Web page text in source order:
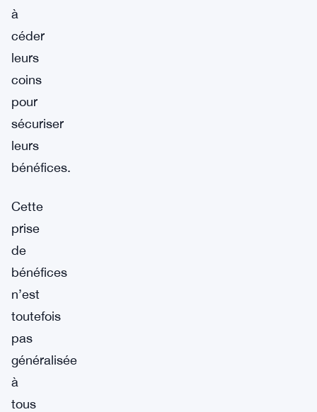
à
céder
leurs
coins
pour
sécuriser
leurs
bénéfices.
Cette
prise
de
bénéfices
n’est
toutefois
pas
généralisée
à
tous